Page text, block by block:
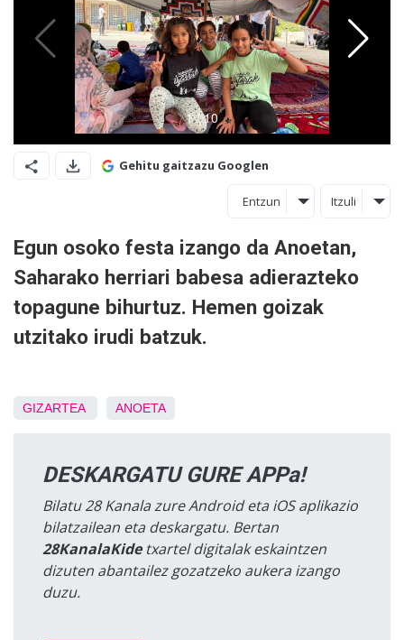
Gehitu gaitzazu Googlen
Entzun Itzuli
Egun osoko festa izango da Anoetan,
Saharako herriari babesa adierazteko
topagune bihurtuz. Hemen goizak
utzitako irudi batzuk.
GIZARTEA ANOETA
DESKARGATU GURE APPa!
Bilatu 28 Kanala zure Android eta iOS aplikazio
bilatzailean eta deskargatu. Bertan
28KanalaKidetxartel digitalak eskaintzen
dizuten abantailez gozatzeko aukera izango
duzu.